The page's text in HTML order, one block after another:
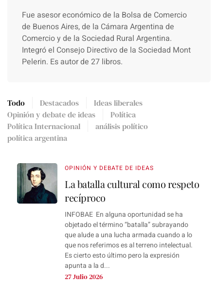
Fue asesor económico de la Bolsa de Comercio
de Buenos Aires, de la Cámara Argentina de
Comercio y de la Sociedad Rural Argentina.
Integró el Consejo Directivo de la Sociedad Mont
Pelerin. Es autor de 27 libros.
Todo Destacados
Ideas liberales
Opinión y debate de ideas
Política
Política Internacional
análisis político
política argentina
OPINIÓN Y DEBATE DE IDEAS
La batalla cultural como respeto
recíproco
INFOBAE En alguna oportunidad se ha
objetado el término “batalla” subrayando
que alude a una lucha armada cuando a lo
que nos referimos es al terreno intelectual.
Es cierto esto último pero la expresión
apunta a la d...
27 Julio 2026